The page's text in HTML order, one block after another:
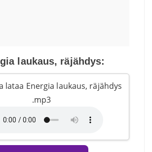
laukaus, räjähdys:
lataa Energia laukaus, räjähdys
.mp3